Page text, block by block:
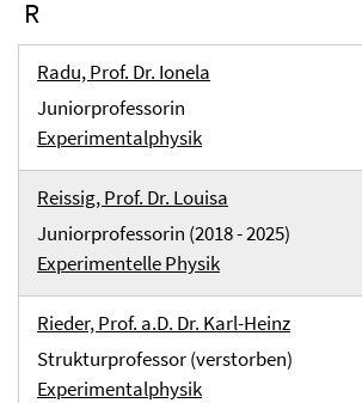
R
Radu, Prof. Dr. Ionela
Juniorprofessorin
Experimentalphysik
Reissig, Prof. Dr. Louisa
Juniorprofessorin (2018 - 2025)
Experimentelle Physik
Rieder, Prof. a.D. Dr. Karl-Heinz
Strukturprofessor (verstorben)
Experimentalphysik